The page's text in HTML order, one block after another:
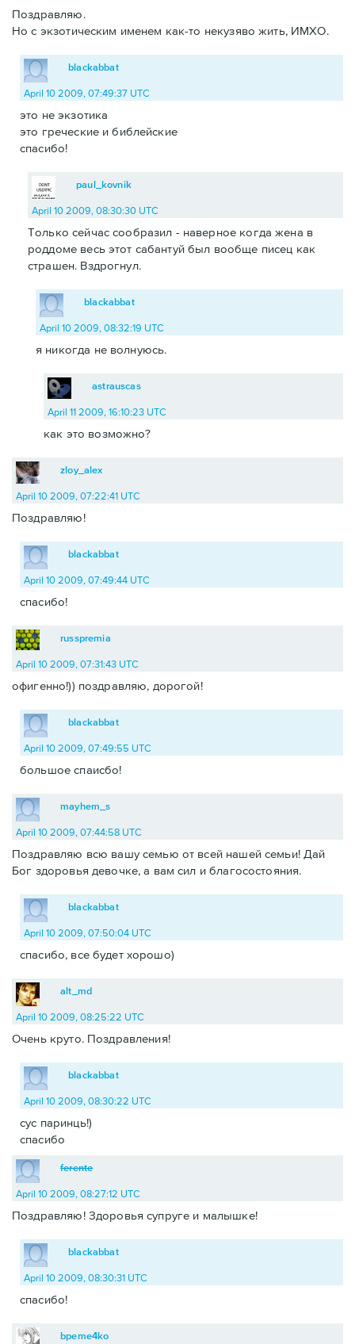
Поздравляю.
Но с экзотическим именем как-то некузяво жить, ИМХО.
blackabbat
April 10 2009, 07:49:37 UTC
это не экзотика
это греческие и библейские
спасибо!
paul_kovnik
April 10 2009, 08:30:30 UTC
Только сейчас сообразил - наверное когда жена в
роддоме весь этот сабантуй был вообще писец как
страшен. Вздрогнул.
blackabbat
April 10 2009, 08:32:19 UTC
я никогда не волнуюсь.
astrauscas
April 11 2009, 16:10:23 UTC
как это возможно?
zloy_alex
April 10 2009, 07:22:41 UTC
Поздравляю!
blackabbat
April 10 2009, 07:49:44 UTC
спасибо!
russpremia
April 10 2009, 07:31:43 UTC
офигенно!)) поздравляю, дорогой!
blackabbat
April 10 2009, 07:49:55 UTC
большое спаисбо!
mayhem_s
April 10 2009, 07:44:58 UTC
Поздравляю всю вашу семью от всей нашей семьи! Дай
Бог здоровья девочке, а вам сил и благосостояния.
blackabbat
April 10 2009, 07:50:04 UTC
спасибо, все будет хорошо)
alt_md
April 10 2009, 08:25:22 UTC
Очень круто. Поздравления!
blackabbat
April 10 2009, 08:30:22 UTC
сус паринць!)
спасибо
ferente
April 10 2009, 08:27:12 UTC
Поздравляю! Здоровья супруге и малышке!
blackabbat
April 10 2009, 08:30:31 UTC
спасибо!
bpeme4ko